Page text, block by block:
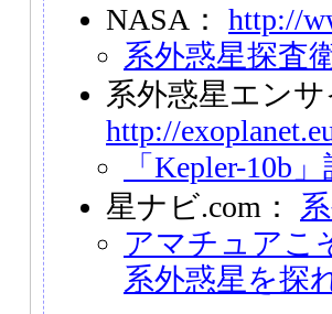
NASA： http://
系外惑星探査
系外惑星エン
http://
「Kepler-10b
星ナビ.com：
アマチュアこ
系外惑星を探